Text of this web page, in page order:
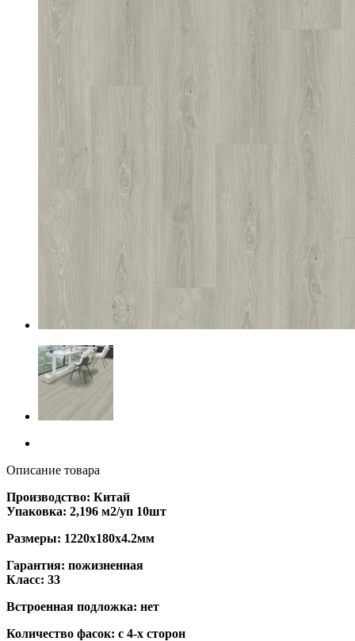
Описание товара
Производство: Китай
Упаковка: 2,196 м2/уп 10шт
Размеры: 1220х180х4.2мм
Гарантия: пожизненная
Класс: 33
Встроенная подложка: нет
Количество фасок: с 4-х сторон